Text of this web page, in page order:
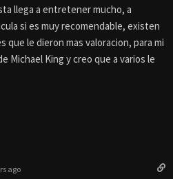
llega a entretener mucho, a
si es muy recomendable, existen
que le dieron mas valoracion, para mi
Michael King y creo que a varios le
ago